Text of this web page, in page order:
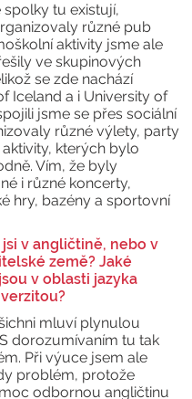
spolky tu existují,
různé pub
aktivity jsme ale
ve skupinových
se zde nachází
Iceland a i University of
jsme se přes sociální
různé výlety, party
kterých bylo
Vím, že byly
i různé koncerty,
hry, bazény a sportovní
v angličtině, nebo v
země? Jaké
v oblasti jazyka
mluví plynulou
dorozumívaním tu tak
Při výuce jsem ale
problém, protože
odbornou angličtinu